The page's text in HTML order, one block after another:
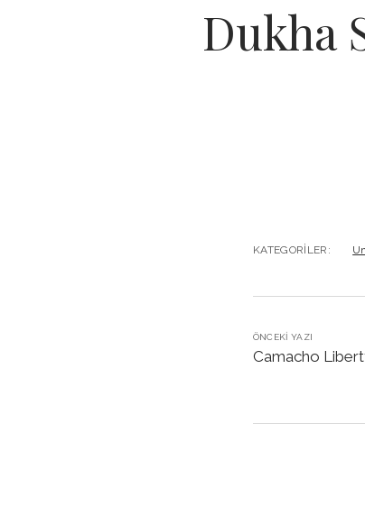
Dukha
KATEGORILER:
ÖNCEKI YAZI
Camacho